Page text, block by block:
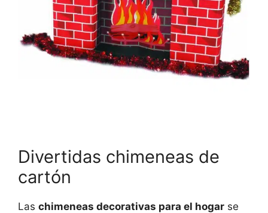
Divertidas chimeneas de
cartón
Las chimeneas decorativas para el hogar se